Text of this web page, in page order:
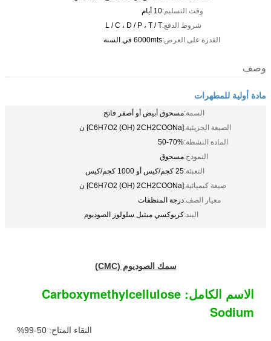
وقت التسليم:10 أيام
شروط الدفع:L / C ، D / P ، T / T
القدرة على العرض:6000mts في السنة
وصف
مادة أولية للمطهرات
السمة:مسحوق أبيض أو أصفر فاتح
الصيغة الجزيئية:[C6H7O2 (OH) 2CH2COONa] ن
المادة النشطة:50-70%
النموذج:مسحوق
التعبئة:25 كجم/كيس أو 1000 كجم/كيس
صيغة كيميائية:[C6H7O2 (OH) 2CH2COONa] ن
معيار الصف:درجة المنظفات
البند:كربوكسي ميثيل سلولوز الصوديوم
سمك الصوديوم (CMC)
الاسم الكامل: Carboxymethylcellulose
Sodium
النقاء المتاح: 50-99%